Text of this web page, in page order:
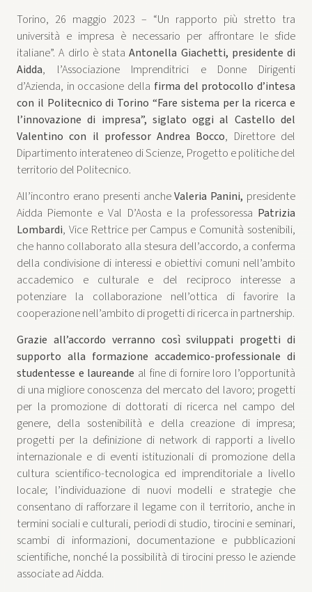
Torino, 26 maggio 2023 – “Un rapporto più stretto tra
università e impresa è necessario per affrontare le sfide
italiane”. A dirlo è stataAntonella Giachetti, presidente di
Aidda, l’Associazione Imprenditrici e Donne Dirigenti
d’Azienda, in occasione della firma del protocollo d’intesa
con il Politecnico di Torino “Fare sistema per la ricerca e
l’innovazione di impresa”, siglato oggi al Castello del
Valentino con il professor Andrea Bocco, Direttore del
Dipartimento interateneo di Scienze, Progetto e politiche del
territorio del Politecnico.
All’incontro erano presenti ancheValeria Panini, presidente
Aidda Piemonte e Val D’Aosta e la professoressa Patrizia
Lombardi, Vice Rettrice per Campus e Comunità sostenibili,
che hanno collaborato alla stesura dell’accordo, a conferma
della condivisione di interessi e obiettivi comuni nell’ambito
accademico e culturale e del reciproco interesse a
potenziare la collaborazione nell’ottica di favorire la
cooperazione nell’ambito di progetti di ricerca in partnership.
Grazie all’accordo verranno così sviluppati progetti di
supporto alla formazione accademico-professionale di
studentesse e laureande al fine di fornire loro l’opportunità
di una migliore conoscenza del mercato del lavoro; progetti
per la promozione di dottorati di ricerca nel campo del
genere, della sostenibilità e della creazione di impresa;
progetti per la definizione di network di rapporti a livello
internazionale e di eventi istituzionali di promozione della
cultura scientifico-tecnologica ed imprenditoriale a livello
locale; l’individuazione di nuovi modelli e strategie che
consentano di rafforzare il legame con il territorio, anche in
termini sociali e culturali, periodi di studio, tirocini e seminari,
scambi di informazioni, documentazione e pubblicazioni
scientifiche, nonché la possibilità di tirocini presso le aziende
associate ad Aidda.